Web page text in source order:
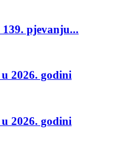
pjevanju...
2026. godini
2026. godini